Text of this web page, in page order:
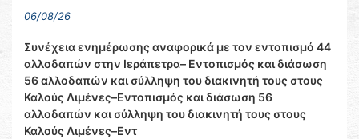
06/08/26
Συνέχεια ενημέρωσης αναφορικά με τον εντοπισμό 44
αλλοδαπών στην Ιεράπετρα– Εντοπισμός και διάσωση
56 αλλοδαπών και σύλληψη του διακινητή τους στους
Καλούς Λιμένες–Εντοπισμός και διάσωση 56
αλλοδαπών και σύλληψη του διακινητή τους στους
Καλούς Λιμένες–Εντ